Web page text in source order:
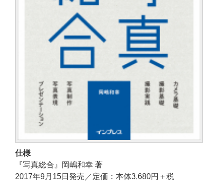
仕様
『写真総合』岡嶋和幸 著
2017年9月15日発売／定価：本体3,680円＋税